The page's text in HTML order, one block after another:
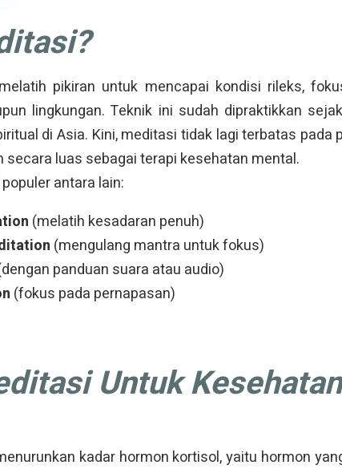
pikiran untuk mencapai kondisi rileks,
lingkungan. Teknik ini sudah dipraktikkan
di Asia. Kini, meditasi tidak lagi terbatas pada
secara luas sebagai terapi kesehatan mental.
antara lain:
(melatih kesadaran penuh)
(mengulang mantra untuk fokus)
panduan suara atau audio)
(fokus pada pernapasan)
Untuk
kadar hormon kortisol, yaitu hormon